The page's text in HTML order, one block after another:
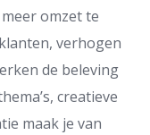
omzet te
verhogen
de beleving
creatieve
maak je van